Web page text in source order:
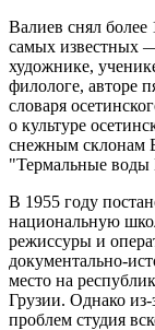
Валиев снял
самых известных
художнике,
филологе, авторе
словаря
о культуре
снежным склонам
"Термальные воды
В 1955 году
национальную
режиссуры и
документально-
место на
Грузии. Однако
проблем студия